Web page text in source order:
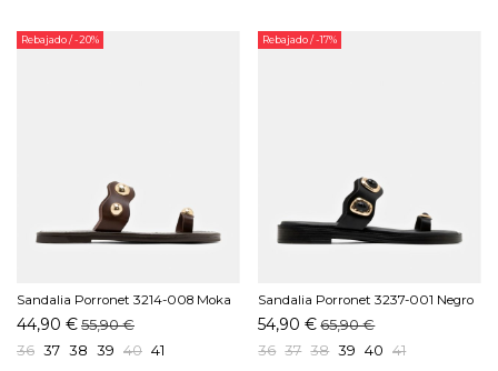
Rebajado/ -20%
Sandalia Porronet 3214-008 Moka
44,90 €55,90 €
36 37 38 39 40 41
Rebajado/ -17%
Sandalia Porronet 3237-001 Negro
54,90 € 65,90 €
36 37 38 39 40 41